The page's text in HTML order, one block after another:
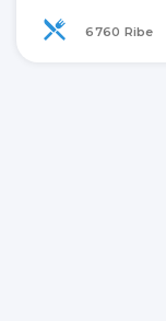
6760 Ribe